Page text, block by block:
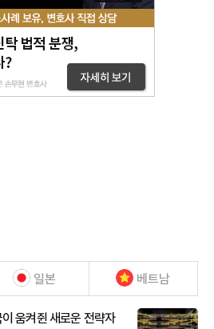
일본 베트남
움켜쥔 새로운 전략자